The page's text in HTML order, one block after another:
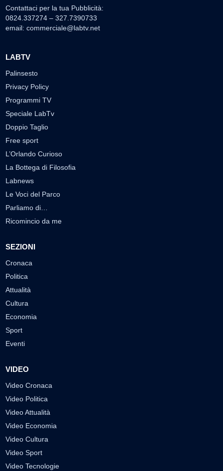
Contattaci per la tua Pubblicità:
0824.337274 – 327.7390733
email: commerciale@labtv.net
LABTV
Palinsesto
Privacy Policy
Programmi TV
Speciale LabTv
Doppio Taglio
Free sport
L’Orlando Curioso
La Bottega di Filosofia
Labnews
Le Voci del Parco
Parliamo di…
Ricomincio da me
SEZIONI
Cronaca
Politica
Attualità
Cultura
Economia
Sport
Eventi
VIDEO
Video Cronaca
Video Politica
Video Attualità
Video Economia
Video Cultura
Video Sport
Video Tecnologie